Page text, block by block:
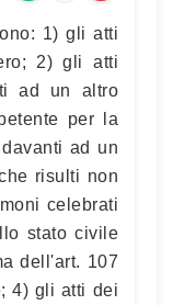
1) gli atti
2) gli atti
ad un altro
per la
ad un
risulti non
celebrati
stato civile
dell'art. 107
4) gli atti dei